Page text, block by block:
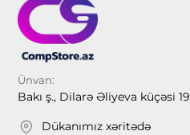
Ünvan:
Bakı ş., Dilarə Əliyeva küçəsi
Dükanımız xəritədə